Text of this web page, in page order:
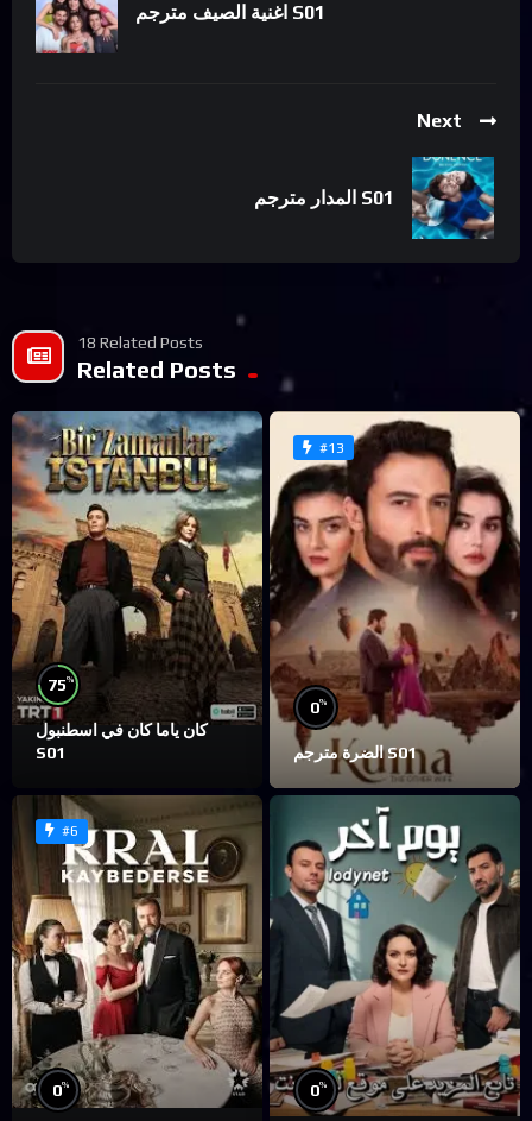
اغنية الصيف مترجم S01
Next
المدار مترجم S01
18 Related Posts
Related Posts
75%
كان ياما كان في اسطنبول
S01
#13
0%
الضرة مترجم S01
#6
0% 0%